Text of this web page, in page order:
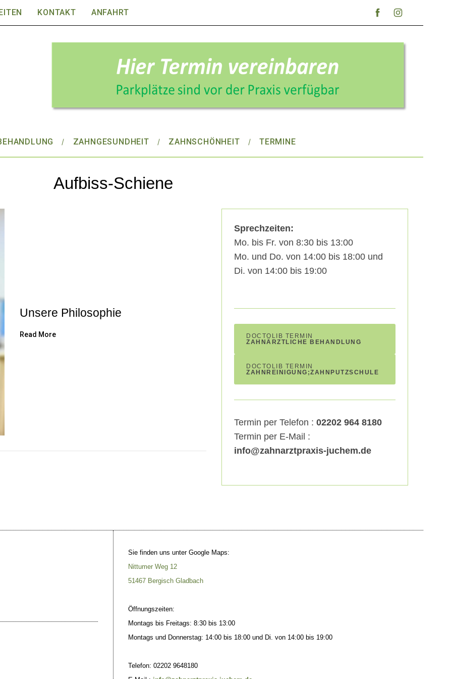
KONTAKT ANFAHRT
ZAHNGESUNDHEIT ZAHNSCHÖNHEIT TERMINE
Aufbiss-Schiene
Unsere Philosophie
Read More
Sprechzeiten:
Mo. bis Fr. von 8:30 bis 13:00
Mo. und Do. von 14:00 bis 18:00 und
Di. von 14:00 bis 19:00
DOCTOLIB TERMIN
ZAHNÄRZTLICHE BEHANDLUNG
DOCTOLIB TERMIN
ZAHNREINIGUNG;ZAHNPUTZSCHULE
Termin per Telefon : 02202 964 8180
Termin per E-Mail :
info@zahnarztpraxis-juchem.de
Sie finden uns unter Google Maps:
Nittumer Weg 12
51467 Bergisch Gladbach
Öffnungszeiten:
Montags bis Freitags: 8:30 bis 13:00
Montags und Donnerstag: 14:00 bis 18:00 und Di. von 14:00 bis 19:00
Telefon: 02202 9648180